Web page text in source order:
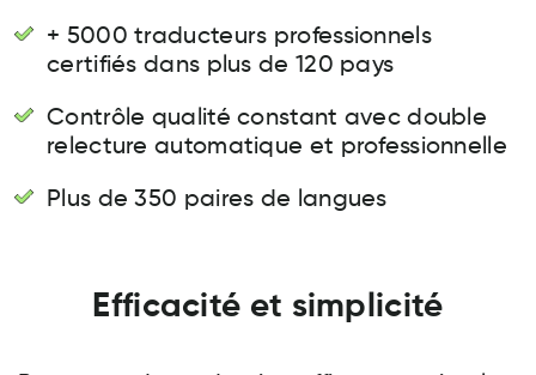
+ 5000 traducteurs professionnels
certifiés dans plus de 120 pays
Contrôle qualité constant avec double
relecture automatique et professionnelle
Plus de 350 paires de langues
Efficacité et simplicité